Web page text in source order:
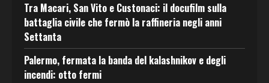
Tra Macari, San Vito e Custonaci: il docufilm sulla
battaglia civile che fermò la raffineria negli anni
Settanta
Palermo, fermata la banda del kalashnikov e degli
incendi: otto fermi